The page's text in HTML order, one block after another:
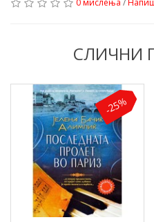
0 мислења /
СЛИЧНИ
-25%